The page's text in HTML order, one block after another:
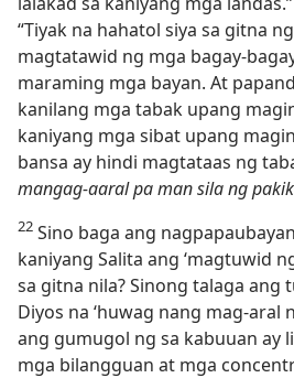
“Tiyak na hahatol siya sa gitna
magtatawid ng mga bagay-
maraming mga bayan. At
kanilang mga tabak upang
kaniyang mga sibat upang
bansa ay hindi magtataas ng
mangag-aaral pa man sila ng
22 Sino baga ang
kaniyang Salita ang ‘magtuwid
sa gitna nila? Sinong talaga ang
Diyos na ‘huwag nang mag-aral
ang gumugol ng sa kabuuan ay
mga bilangguan at mga